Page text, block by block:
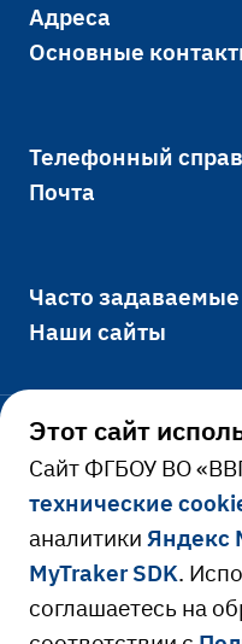
Адреса
Основные
Телефонный
Почта
Часто
Наши сайты
Официально
Сведения об
организации
Сведения о
Ресурсы и
Расписание
Этот сайт
Cайт ФГБОУ ВО
технические
аналитикиЯндекс
MyTraker SDK.
соглашаетесь на